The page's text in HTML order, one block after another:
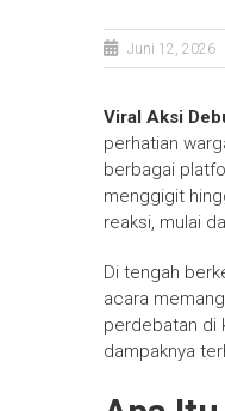
Juni 12, 2026
Viral Aksi
perhatian
berbagai
menggigit
reaksi, mulai
Di tengah
acara
perdebatan di
dampaknya